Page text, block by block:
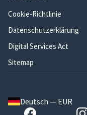
Cookie-Richtlinie
Datenschutzerklärung
Digital Services Act
Sitemap
Deutsch — EUR